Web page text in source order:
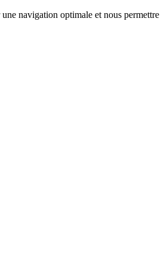
navigation optimale et nous permettre